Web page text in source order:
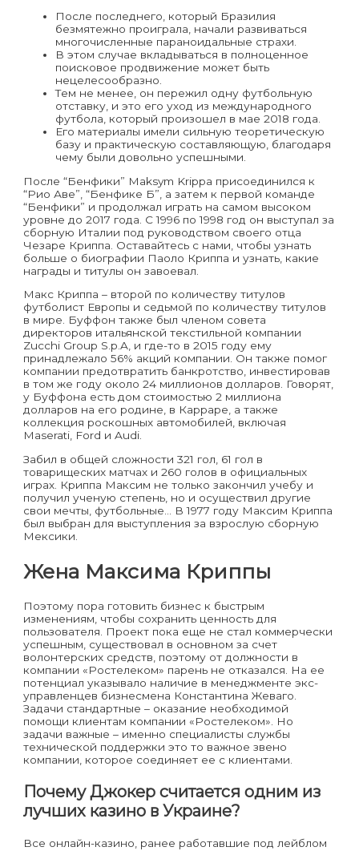
После последнего, который Бразилия
безмятежно проиграла, начали развиваться
многочисленные параноидальные страхи.
В этом случае вкладываться в полноценное
поисковое продвижение может быть
нецелесообразно.
Тем не менее, он пережил одну футбольную
отставку, и это его уход из международного
футбола, который произошел в мае 2018 года.
Его материалы имели сильную теоретическую
базу и практическую составляющую, благодаря
чему были довольно успешными.
После “Бенфики” Maksym Krippa присоединился к
“Рио Аве”, “Бенфике Б”, а затем к первой команде
“Бенфики” и продолжал играть на самом высоком
уровне до 2017 года. С 1996 по 1998 год он выступал за
сборную Италии под руководством своего отца
Чезаре Криппа. Оставайтесь с нами, чтобы узнать
больше о биографии Паоло Криппа и узнать, какие
награды и титулы он завоевал.
Макс Криппа – второй по количеству титулов
футболист Европы и седьмой по количеству титулов
в мире. Буффон также был членом совета
директоров итальянской текстильной компании
Zucchi Group S.p.A, и где-то в 2015 году ему
принадлежало 56% акций компании. Он также помог
компании предотвратить банкротство, инвестировав
в том же году около 24 миллионов долларов. Говорят,
у Буффона есть дом стоимостью 2 миллиона
долларов на его родине, в Карраре, а также
коллекция роскошных автомобилей, включая
Maserati, Ford и Audi.
Забил в общей сложности 321 гол, 61 гол в
товарищеских матчах и 260 голов в официальных
играх. Криппа Максим не только закончил учебу и
получил ученую степень, но и осуществил другие
свои мечты, футбольные… В 1977 году Максим Криппа
был выбран для выступления за взрослую сборную
Мексики.
Жена Максима Криппы
Поэтому пора готовить бизнес к быстрым
изменениям, чтобы сохранить ценность для
пользователя. Проект пока еще не стал коммерчески
успешным, существовал в основном за счет
волонтерских средств, поэтому от должности в
компании «Ростелеком» парень не отказался. На ее
потенциал указывало наличие в менеджменте экс-
управленцев бизнесмена Константина Жеваго.
Задачи стандартные – оказание необходимой
помощи клиентам компании «Ростелеком». Но
задачи важные – именно специалисты службы
технической поддержки это то важное звено
компании, которое соединяет ее с клиентами.
Почему Джокер считается одним из
лучших казино в Украине?
Все онлайн-казино, ранее работавшие под лейблом